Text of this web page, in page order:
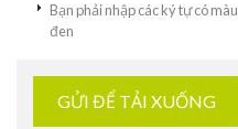
Bạn phải nhập các ký tự có màu
đen